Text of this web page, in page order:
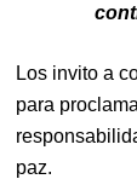
Los invito a
para
paz.